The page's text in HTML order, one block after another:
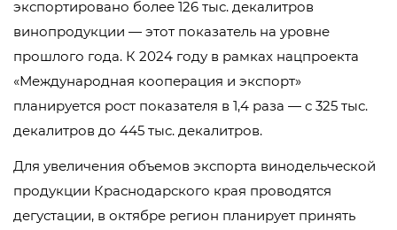
экспортировано более 126 тыс. декалитров
винопродукции — этот показатель на уровне
прошлого года. К 2024 году в рамках нацпроекта
«Международная кооперация и экспорт»
планируется рост показателя в 1,4 раза — с 325 тыс.
декалитров до 445 тыс. декалитров.
Для увеличения объемов экспорта винодельческой
продукции Краснодарского края проводятся
дегустации, в октябре регион планирует принять